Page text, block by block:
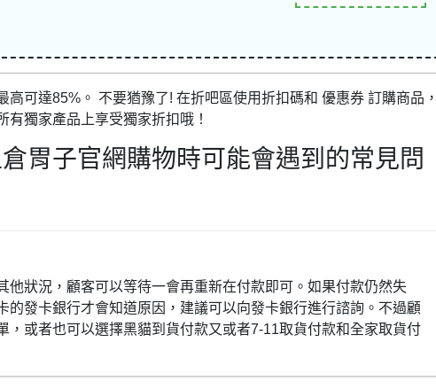
可達85%。 不要猶豫了! 在折吧區使用折扣碼和 優惠券 訂購商品，
獨家產品上享受獨家折扣哦！
胃子官網購物時可能會遇到的常見問
他狀況，顧客可以等待一會再重新在付款即可。如果付款仍然失
的發卡銀行才會知道原因，建議可以向發卡銀行進行諮詢。不過顧
，或者也可以選擇黑貓到貨付款又或者7-11取貨付款和全家取貨付